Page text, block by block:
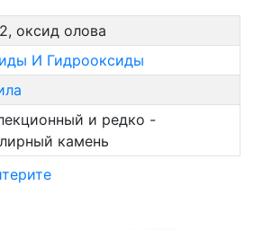
оксид олова
И Гидрoоксиды
и редко -
камень